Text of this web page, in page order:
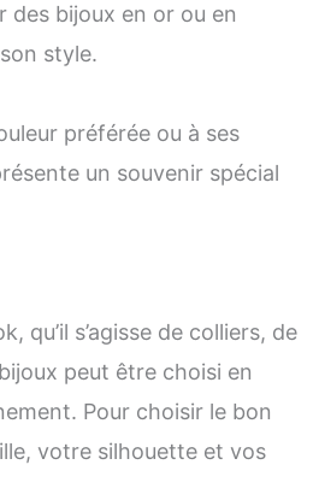
des bijoux en or ou en
style.
préférée ou à ses
un souvenir spécial
s’agisse de colliers, de
peut être choisi en
Pour choisir le bon
votre silhouette et vos